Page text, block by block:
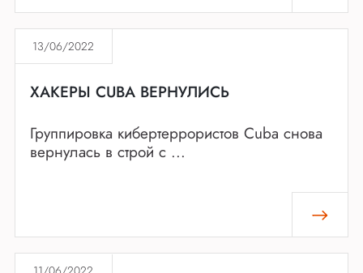
13/06/2022
ХАКЕРЫ CUBA ВЕРНУЛИСЬ
Группировка кибертеррористов Cuba снова
вернулась в строй с ...